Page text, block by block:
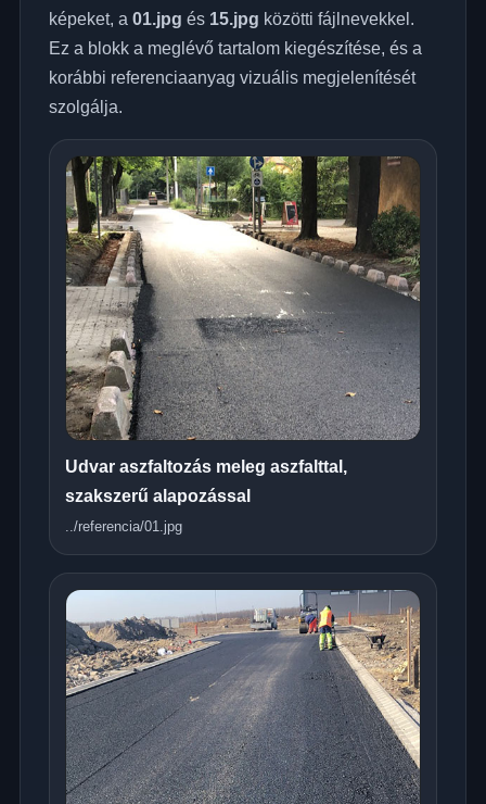
képeket, a 01.jpg és 15.jpg közötti fájlnevekkel.
Ez a blokk a meglévő tartalom kiegészítése, és a
korábbi referenciaanyag vizuális megjelenítését
szolgálja.
Udvar aszfaltozás meleg aszfalttal,
szakszerű alapozással
../referencia/01.jpg